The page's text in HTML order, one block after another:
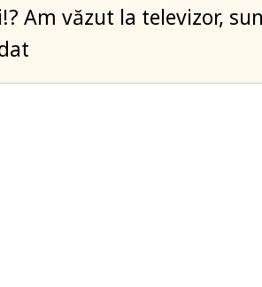
Am văzut la televizor,